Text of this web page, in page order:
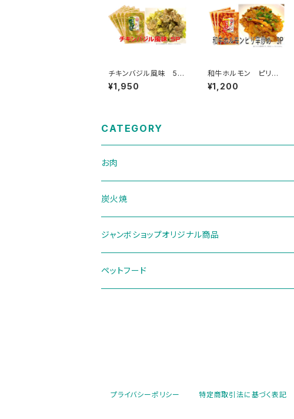
チキンバジル風味 5Ｐ
セット （1袋 約200
ｇ）
¥1,950
和牛ホルモン ピリ辛
炒め 3Ｐセット （1
袋 約200ｇ）
¥1,200
CATEGORY
お肉
炭火焼
ジャンボショップオリジナル商品
ペットフード
プライバシーポリシー 特定商取引法に基づく表記